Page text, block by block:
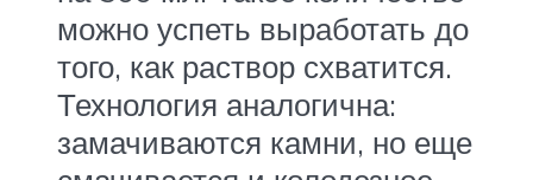
можно успеть выработать до
того, как раствор схватится.
Технология аналогична:
замачиваются камни, но еще